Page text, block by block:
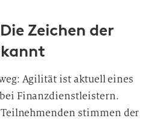
Zeichen der
Agilität ist aktuell eines
Finanzdienstleistern.
stimmen der